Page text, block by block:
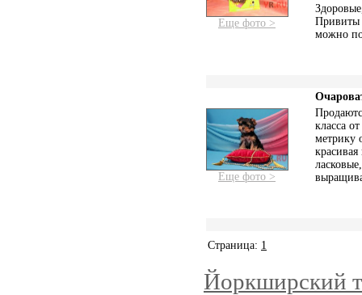
Еще фото >
Привиты
можно
Еще фото >
класса
метрику
Страница: 1
Йоркширский